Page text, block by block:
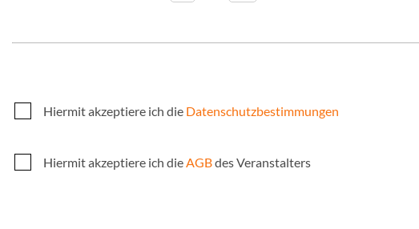
Hiermit akzeptiere ich die Datenschutzbestimmungen
Hiermit akzeptiere ich dieAGBdes Veranstalters